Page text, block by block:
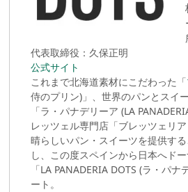
代表取締役：久保正明
公式サイト
これまで北海道素材にこだわった「
侍のプリン)」、世界のパンとスイ
「ラ・パナデリーア (LA
レッツェル専門店「ブレッツェリ
晴らしいパン・スイーツを提供す
し、この度スペインから日本へド
「LA PANADERIA DOTS (ラ・パ
ート。